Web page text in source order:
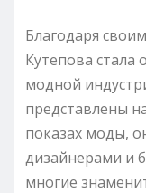
Благодаря
Кутепова стала
модной
представлены
показах моды,
дизайнерами и
многие